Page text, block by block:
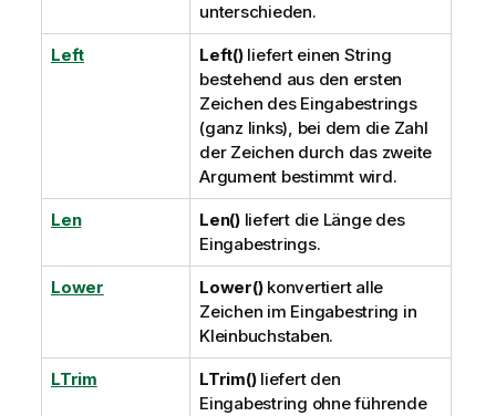
unterschieden.
Left Left()liefert einen String
bestehend aus den ersten
Zeichen des Eingabestrings
(ganz links), bei dem die Zahl
der Zeichen durch das zweite
Argument bestimmt wird.
Len Len()liefert die Länge des
Eingabestrings.
Lower Lower()konvertiert alle
Zeichen im Eingabestring in
Kleinbuchstaben.
LTrim LTrim()liefert den
Eingabestring ohne führende